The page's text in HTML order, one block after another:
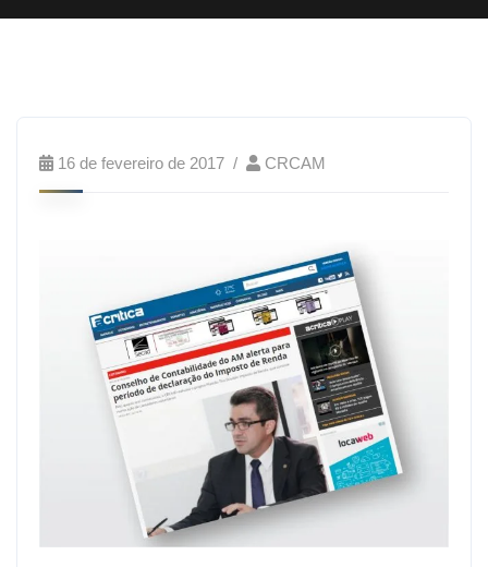
16 de fevereiro de 2017 CRCAM